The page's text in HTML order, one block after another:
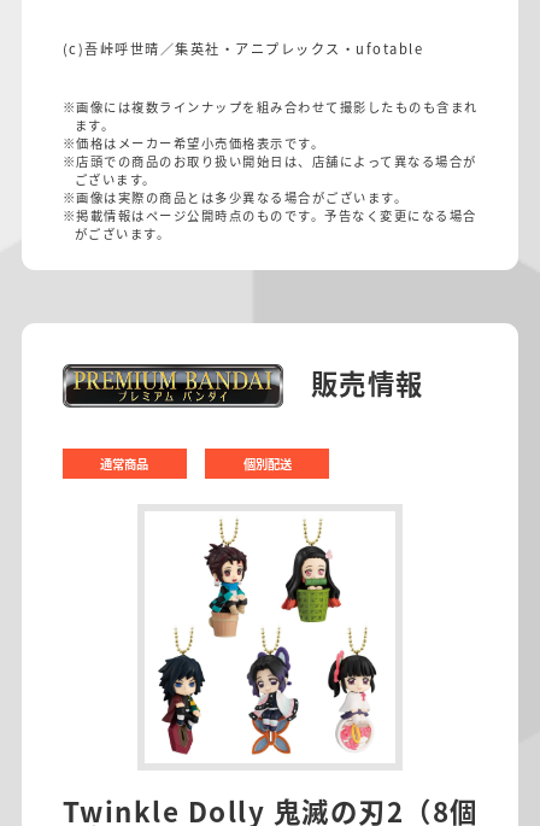
(c)吾峠呼世晴／集英社・アニプレックス・ufotable
※画像には複数ラインナップを組み合わせて撮影したものも含まれ
ます。
※価格はメーカー希望小売価格表示です。
※店頭での商品のお取り扱い開始日は、店舗によって異なる場合が
ございます。
※画像は実際の商品とは多少異なる場合がございます。
※掲載情報はページ公開時点のものです。予告なく変更になる場合
がございます。
販売情報
通常商品 個別配送
Twinkle Dolly 鬼滅の刃2（8個